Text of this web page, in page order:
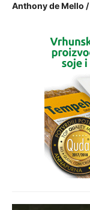
Anthony de Mello /